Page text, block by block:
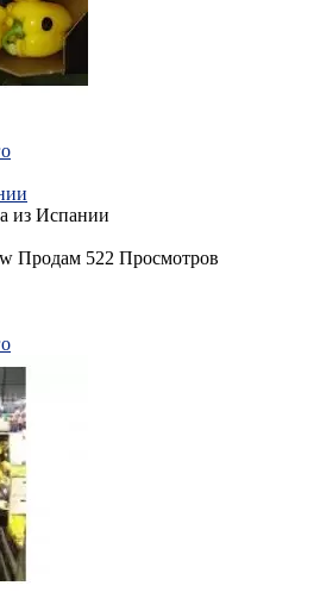
из Испании
Продам 522 Просмотров